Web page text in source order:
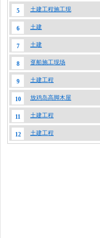
5 土建工程施工现
6 土建
7 土建
8 趸船施工现场
9 土建工程
10 放鸡岛高脚木屋
11 土建工程
12 土建工程